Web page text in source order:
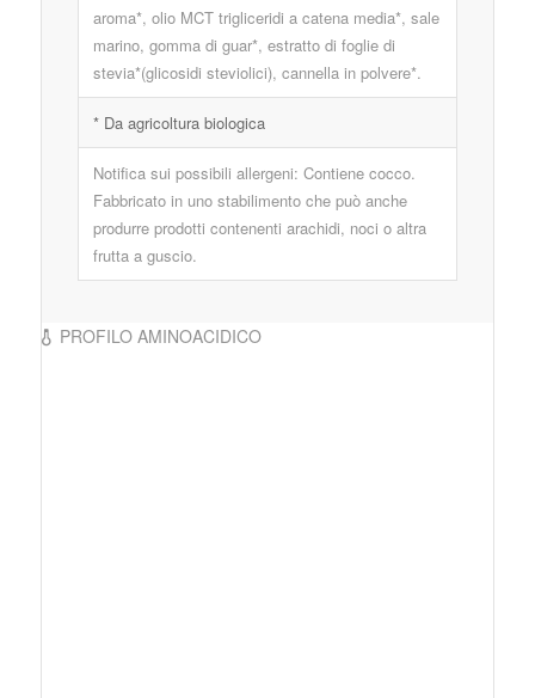
aroma*, olio MCT trigliceridi a catena media*, sale
marino, gomma di guar*, estratto di foglie di
stevia*(glicosidi steviolici), cannella in polvere*.
* Da agricoltura biologica
Notifica sui possibili allergeni: Contiene cocco.
Fabbricato in uno stabilimento che può anche
produrre prodotti contenenti arachidi, noci o altra
frutta a guscio.
PROFILO AMINOACIDICO